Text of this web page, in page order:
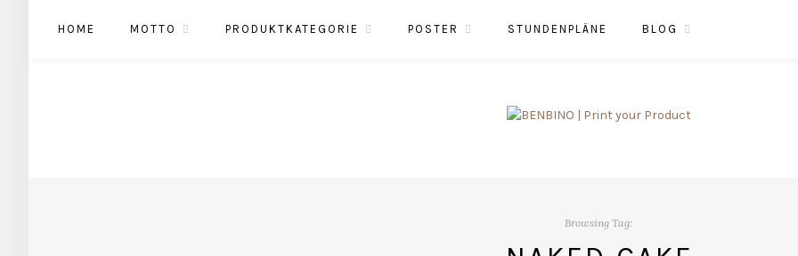
HOME MOTTO PRODUKTKATEGORIE POSTER STUNDENPLÄNE BLOG
Browsing Tag: